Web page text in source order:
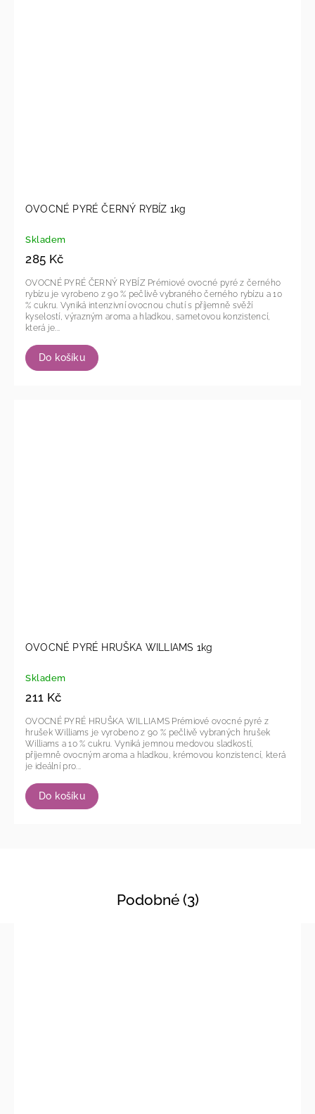
OVOCNÉ PYRÉ ČERNÝ RYBÍZ 1kg
Skladem
285 Kč
Do košíku
OVOCNÉ PYRÉ ČERNÝ RYBÍZ Prémiové ovocné pyré z černého
rybízu je vyrobeno z 90 % pečlivě vybraného černého rybízu a 10
% cukru. Vyniká intenzivní ovocnou chutí s příjemně svěží
kyselostí, výrazným aroma a hladkou, sametovou konzistencí,
která je...
OVOCNÉ PYRÉ HRUŠKA WILLIAMS 1kg
Skladem
211 Kč
Do košíku
OVOCNÉ PYRÉ HRUŠKA WILLIAMS Prémiové ovocné pyré z
hrušek Williams je vyrobeno z 90 % pečlivě vybraných hrušek
Williams a 10 % cukru. Vyniká jemnou medovou sladkostí,
příjemně ovocným aroma a hladkou, krémovou konzistencí, která
je ideální pro...
Podobné (3)